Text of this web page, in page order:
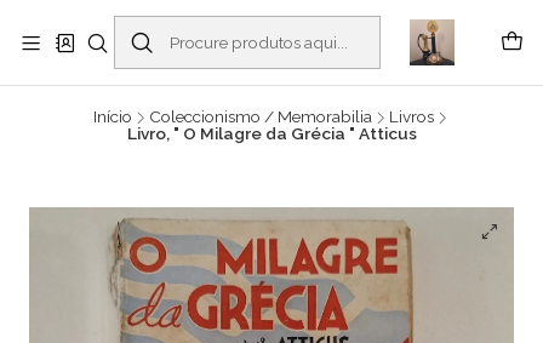
Buscantiguidades - Leilões. Colecionismo e antiguidades em Viana do
Castelo -
Ler mais
Início Coleccionismo / Memorabilia
Livros
Livro, " O Milagre da Grécia " Atticus